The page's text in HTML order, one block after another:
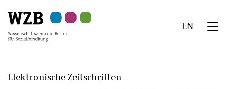
Hauptinhalt
springen
Navigation
springen
Suche
springen
Sekundärnavigation
springen
Fußzeile
springen
EN
Elektronische Zeitschriften